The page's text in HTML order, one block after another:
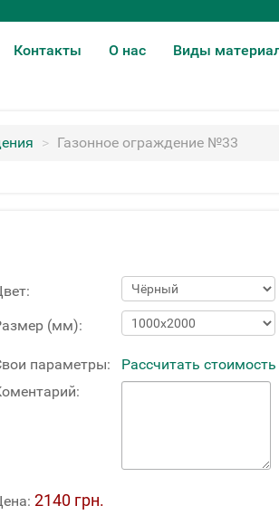
Контакты О нас Виды
> Газонное ограждение №33
(мм):
параметры:
Рассчитать стоимость
2140 грн.